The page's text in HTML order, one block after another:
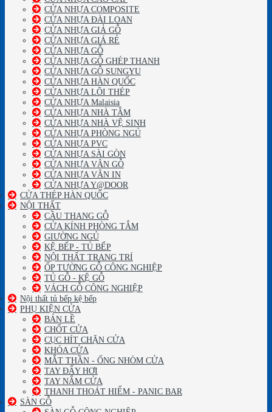
CỬA NHỰA COMPOSITE
CỬA NHỰA ĐÀI LOAN
CỬA NHỰA GIẢ GỖ
CỬA NHỰA GIÁ RẺ
CỬA NHỰA GỖ
CỬA NHỰA GỖ GHÉP THANH
CỬA NHỰA GỖ SUNGYU
CỬA NHỰA HÀN QUỐC
CỬA NHỰA LÕI THÉP
CỬA NHỰA Malaisia
CỬA NHỰA NHÀ TẮM
CỬA NHỰA NHÀ VỆ SINH
CỬA NHỰA PHÒNG NGỦ
CỬA NHỰA PVC
CỬA NHỰA SÀI GÒN
CỬA NHỰA VÂN GỖ
CỬA NHỰA VÂN IN
CỬA NHỰA Y@DOOR
CỬA THÉP HÀN QUỐC
NỘI THẤT
CẦU THANG GỖ
CỬA KÍNH PHÒNG TẮM
GIƯỜNG NGỦ
KỆ BẾP - TỦ BẾP
NỘI THẤT TRANG TRÍ
ỐP TƯỜNG GỖ CÔNG NGHIỆP
TỦ GỖ - KỆ GỖ
VÁCH GỖ CÔNG NGHIỆP
Nội thất tủ bếp kệ bếp
PHỤ KIỆN CỬA
BẢN LỀ
CHỐT CỬA
CỤC HÍT CHẶN CỬA
KHÓA CỬA
MẮT THẦN - ỐNG NHÒM CỬA
TAY ĐẨY HƠI
TAY NẮM CỬA
THANH THOÁT HIỂM - PANIC BAR
SÀN GỖ